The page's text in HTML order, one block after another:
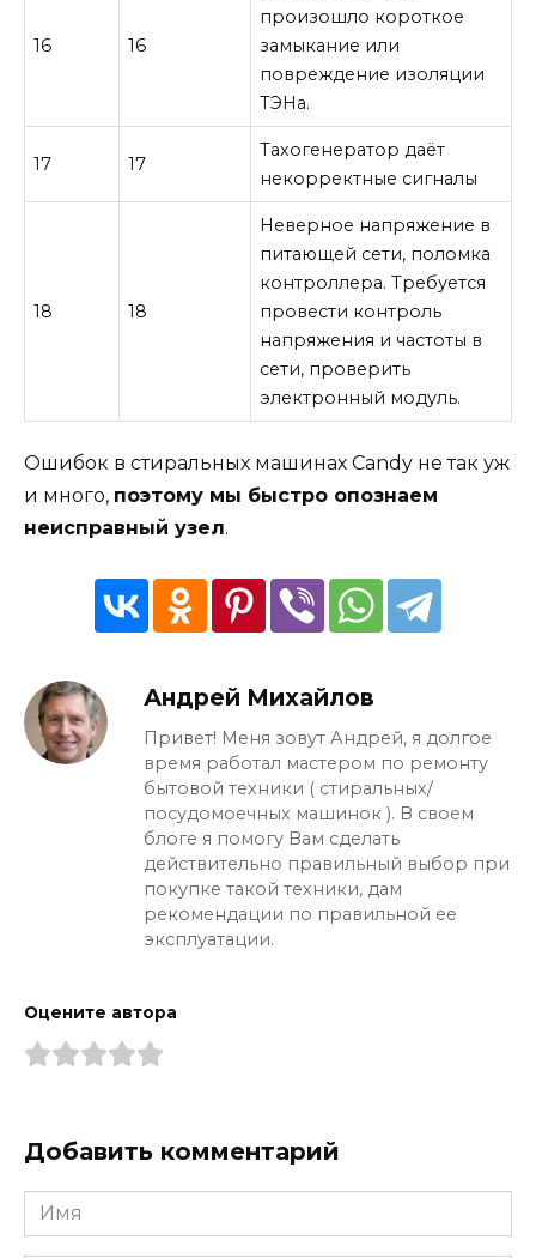
16 16
произошло короткое
замыкание или
повреждение изоляции
ТЭНа.
17 17
Тахогенератор даёт
некорректные сигналы
18 18
Неверное напряжение в
питающей сети, поломка
контроллера. Требуется
провести контроль
напряжения и частоты в
сети, проверить
электронный модуль.
Ошибок в стиральных машинах Candy не так уж
и много, поэтому мы быстро опознаем
неисправный узел.
Андрей Михайлов
Привет! Меня зовут Андрей, я долгое
время работал мастером по ремонту
бытовой техники ( стиральных/
посудомоечных машинок ). В своем
блоге я помогу Вам сделать
действительно правильный выбор при
покупке такой техники, дам
рекомендации по правильной ее
эксплуатации.
Оцените автора
Добавить комментарий
Имя
*